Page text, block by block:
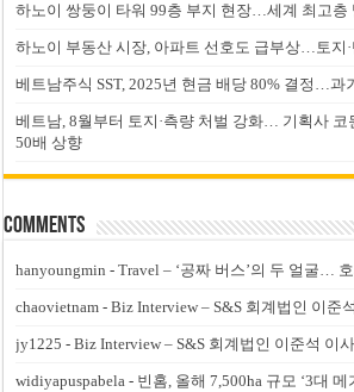
하노이 쌍둥이 타워 99층 부지 현장…세계 최고층
하노이 부동산 시장, 아파트 선호도 급부상…토지
베트남주식 SST, 2025년 현금 배당 80% 결정…과
베트남, 8월부터 토지·측량 처벌 강화… 기획사 코
50배 상향
Comments
hanyoungmin -Travel – ‘공짜 버스’의 두 얼굴…
chaovietnam -Biz Interview – S&S 회계법인 이준
jy1225 -Biz Interview – S&S 회계법인 이준석 이
widiyapuspabela - 빈홈, 올해 7,500ha 규모 ‘3대